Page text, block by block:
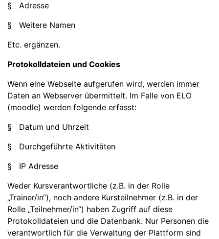
§ Adresse
§ Weitere Namen
Etc. ergänzen.
Protokolldateien und Cookies
Wenn eine Webseite aufgerufen wird, werden immer
Daten an Webserver übermittelt. Im Falle von ELO
(moodle) werden folgende erfasst:
§ Datum und Uhrzeit
§ Durchgeführte Aktivitäten
§ IP Adresse
Weder Kursverantwortliche (z.B. in der Rolle
„Trainer/in“), noch andere Kursteilnehmer (z.B. in der
Rolle „Teilnehmer/in“) haben Zugriff auf diese
Protokolldateien und die Datenbank. Nur Personen die
verantwortlich für die Verwaltung der Plattform sind